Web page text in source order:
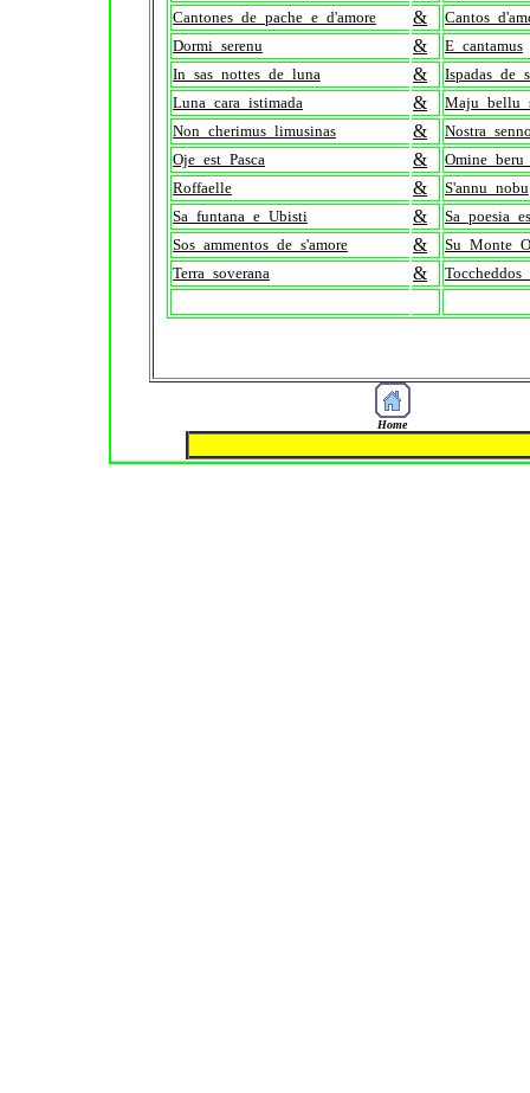
Cantones_de_pache_e_d'amore
&
Dormi_serenu
&
E_cantamus
In_sas_nottes_de_luna
&
Luna_cara_istimada
&
Non_cherimus_limusinas
&
Oje_est_Pasca
&
Roffaelle
&
S'annu_nobu
Sa_funtana_e_Ubisti
&
Sos_ammentos_de_s'amore
&
Terra_soverana
&
Home